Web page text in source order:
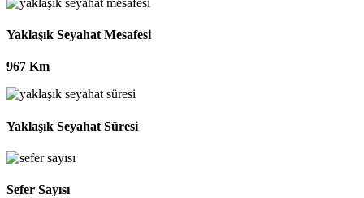
Yaklaşık Seyahat Mesafesi
967 Km
Yaklaşık Seyahat Süresi
Sefer Sayısı